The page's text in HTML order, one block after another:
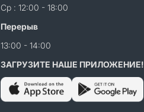
Ср : 12:00 - 18:00
Перерыв
13:00 - 14:00
ЗАГРУЗИТЕ НАШЕ ПРИЛОЖЕНИЕ!